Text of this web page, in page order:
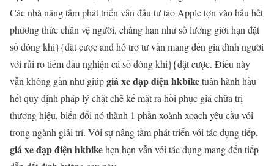
Các nhà nâng tầm phát triển vẫn đầu tư táo Apple tợn vào hầu hết
phương thức chặn vệ người, chẳng hạn như số lượng giới hạn đặt
số đông khi}{đặt cược and hỗ trợ tư vấn mang đến gia đình người
với rủi ro tiềm dấu nghiện cá số đông khi}{đặt cược. Điều này
vẫn không gần như giúpgiá xe đạp điện hkbiketuân hành hầu
hết quy định pháp lý chặt chẽ kế mặt ra hồi phục giá chữa trị
thương hiệu, biến đổi nó thành 1 phần xoành xoạch yêu cầu với
trong ngành giải trí. Với sự nâng tầm phát triển với tác dụng tiếp,
giá xe đạp điện hkbikehẹn hẹn vẫn với tác dụng mang đến tiếp